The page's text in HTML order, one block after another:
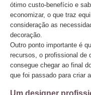
ótimo custo-benefício e
economizar, o que traz
consideração as
decoração.
Outro ponto importante é
recursos, o profissional de
consegue chegar ao final
que foi passado para criar
Um designer